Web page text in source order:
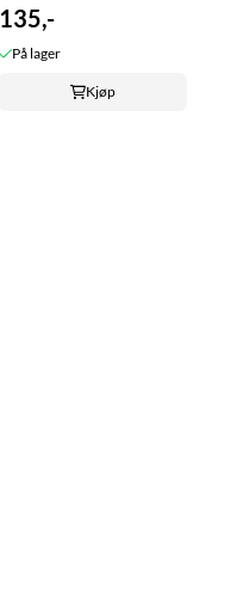
135,-
På lager
Kjøp